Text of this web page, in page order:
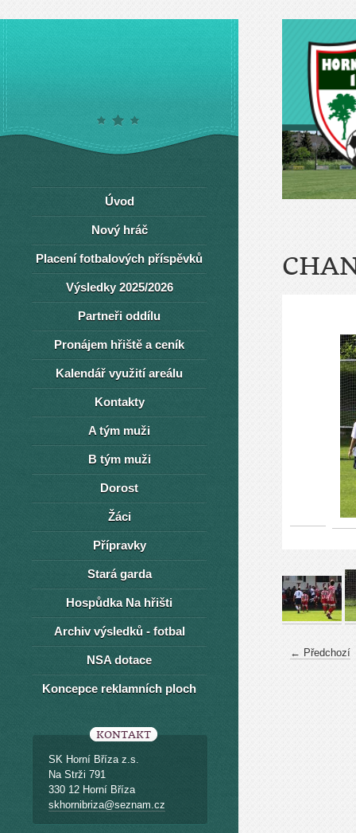
← Předchozí
Úvod
Nový hráč
Placení fotbalových příspěvků
Výsledky 2025/2026
Partneři oddílu
Pronájem hřiště a ceník
Kalendář využití areálu
Kontakty
A tým muži
B tým muži
Dorost
Žáci
Přípravky
Stará garda
Hospůdka Na hřišti
Archiv výsledků - fotbal
NSA dotace
Koncepce reklamních ploch
KONTAKT
SK Horní Bříza z.s.
Na Strži 791
330 12 Horní Bříza
skhornibriza@seznam.cz